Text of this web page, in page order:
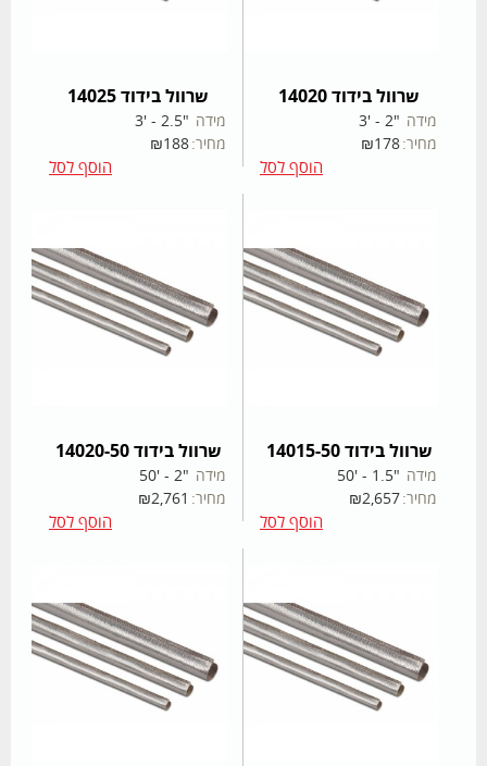
שרוול בידוד 14020
מידה "2 - '3
מחיר:
₪178
הוסף לסל
שרוול בידוד 14025
מידה "2.5 - '3
מחיר:
₪188
הוסף לסל
שרוול בידוד 14015-50
מידה "1.5 - '50
מחיר:
₪2,657
הוסף לסל
שרוול בידוד 14020-50
מידה "2 - '50
מחיר:
₪2,761
הוסף לסל